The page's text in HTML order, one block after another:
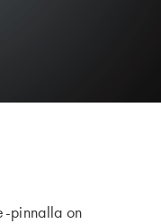
pinnalla on